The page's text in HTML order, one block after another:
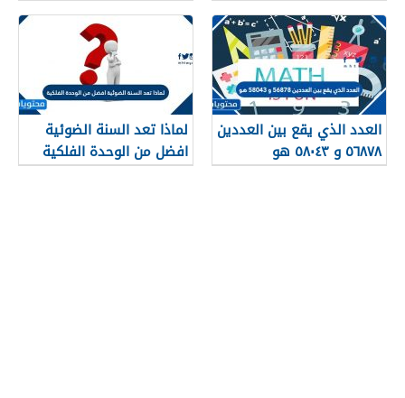
العدد الذي يقع بين العددين
٥٦٨٧٨ و ٥٨٠٤٣ هو
لماذا تعد السنة الضوئية
افضل من الوحدة الفلكية